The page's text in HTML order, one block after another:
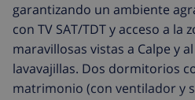
garantizando un ambiente
con TV SAT/TDT y acceso a
maravillosas vistas a Calpe y
lavavajillas. Dos dormitorios
matrimonio (con ventilador y